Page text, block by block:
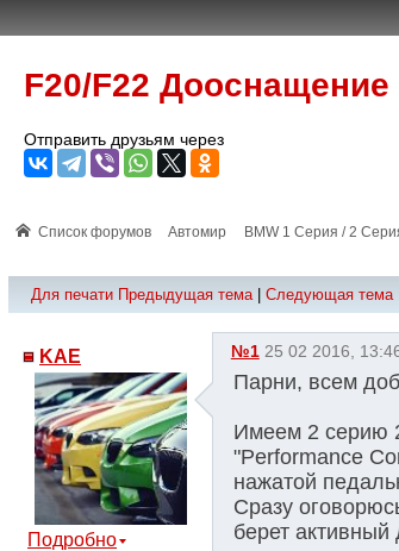
F20/F22
Отправить друзьям через
Список форумов Автомир BMW 1 Серия / 2
Для печати Предыдущая тема| Следующая тема
KAE
Подробно
№1 25 02 2016,
Парни, всем
Имеем 2 серию
"Performance
нажатой
Сразу
берет